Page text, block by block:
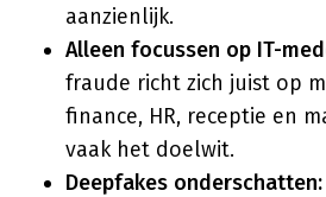
aanzienlijk.
Alleen focussen op IT-
fraude richt zich juist op
finance, HR, receptie en
vaak het doelwit.
Deepfakes onderschatten: